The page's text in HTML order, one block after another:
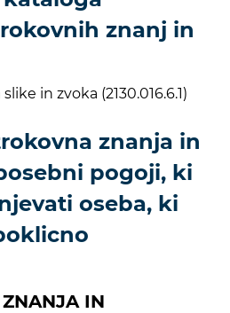
znanj in
in zvoka (2130.016.6.1)
znanja in
pogoji, ki
oseba, ki
ZNANJA IN